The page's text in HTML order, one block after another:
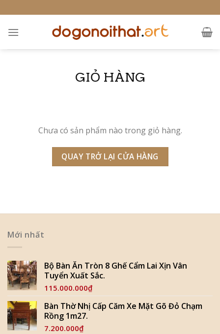
to
content
GIỎ HÀNG
Chưa có sản phẩm nào trong giỏ hàng.
QUAY TRỞ LẠI CỬA HÀNG
Mới nhất
Bộ Bàn Ăn Tròn 8 Ghế Cẩm Lai Xịn Vân
Tuyển Xuất Sắc.
115.000.000₫
Bàn Thờ Nhị Cấp Căm Xe Mặt Gõ Đỏ Chạm
Rồng 1m27.
7.200.000₫